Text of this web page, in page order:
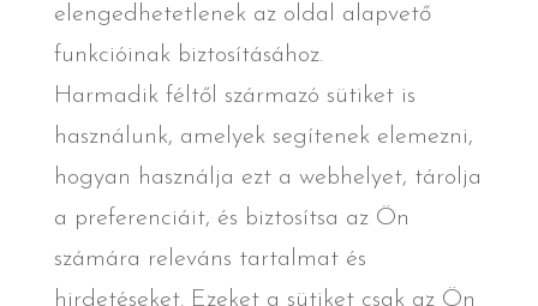
elengedhetetlenek az oldal alapvető
funkcióinak biztosításához.
Harmadik féltől származó sütiket is
használunk, amelyek segítenek elemezni,
hogyan használja ezt a webhelyet, tárolja
a preferenciáit, és biztosítsa az Ön
számára releváns tartalmat és
hirdetéseket. Ezeket a sütiket csak az Ön